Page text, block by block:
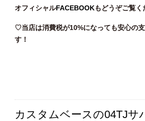
オフィシャルFACEBOOKもどうぞご覧
♡当店は消費税が10%になっても安心の
す！
カスタムベースの04TJサ